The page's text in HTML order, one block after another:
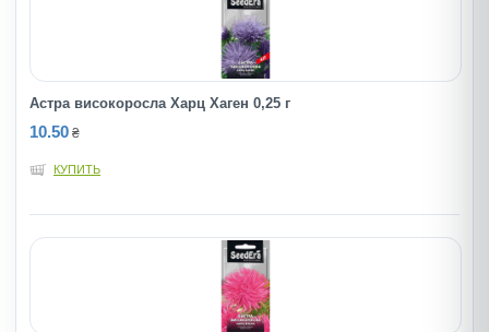
Астра високоросла Харц Хаген 0,25 г
10.50 ₴
КУПИТЬ